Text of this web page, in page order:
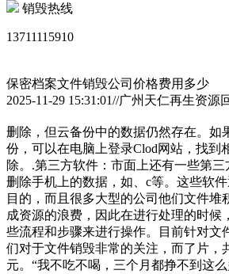
销毁热线
13711115910
保密档案文件销毁公司价格费用多少
2025-11-29 15:31:01//广州天仁再生资源
删除，但云备份中的数据仍然存在。如
份，可以在电脑上登录Clod网站，找到
除。.第三方软件：市面上还有一些第
删除手机上的数据，如、c等。这些软
目的，而且很多大型的公司他们文件堆
成资源的浪费，因此在进行处理的时候
些流程和步骤来进行操作。目前针对文
们对于文件销毁非常的关注，而了片，
元。“我不吃不喝，三个月都挣不到这